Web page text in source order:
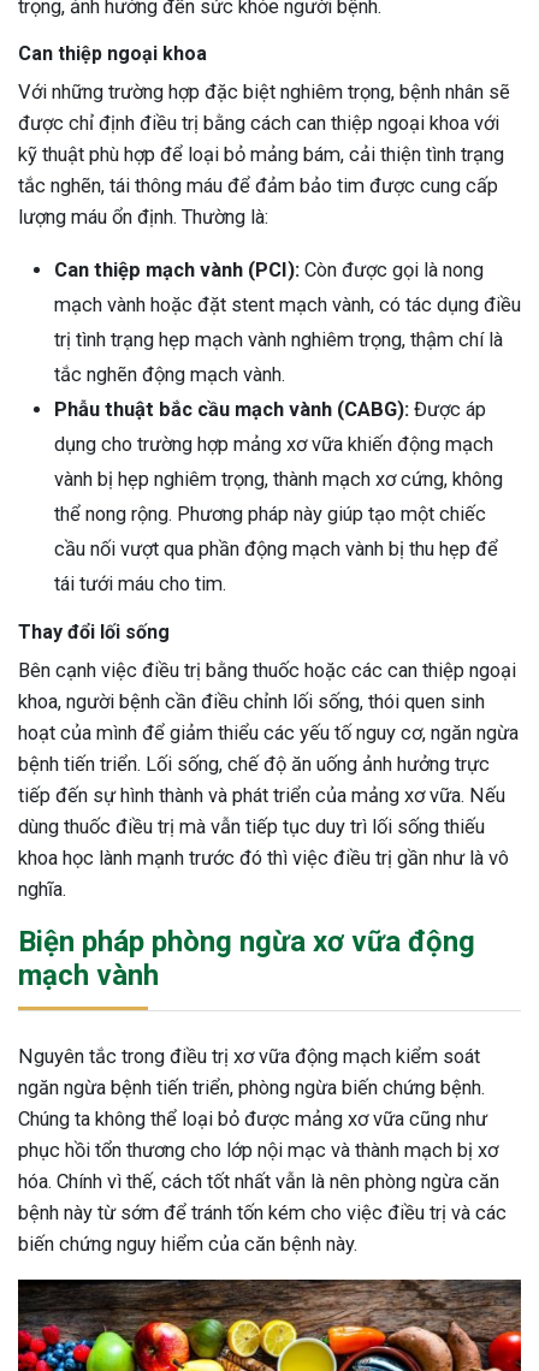
trọng, ảnh hưởng đến sức khỏe người bệnh.
Can thiệp ngoại khoa
Với những trường hợp đặc biệt nghiêm trọng, bệnh nhân sẽ
được chỉ định điều trị bằng cách can thiệp ngoại khoa với
kỹ thuật phù hợp để loại bỏ mảng bám, cải thiện tình trạng
tắc nghẽn, tái thông máu để đảm bảo tim được cung cấp
lượng máu ổn định. Thường là:
Can thiệp mạch vành (PCI): Còn được gọi là nong
mạch vành hoặc đặt stent mạch vành, có tác dụng điều
trị tình trạng hẹp mạch vành nghiêm trọng, thậm chí là
tắc nghẽn động mạch vành.
Phẫu thuật bắc cầu mạch vành (CABG): Được áp
dụng cho trường hợp mảng xơ vữa khiến động mạch
vành bị hẹp nghiêm trọng, thành mạch xơ cứng, không
thể nong rộng. Phương pháp này giúp tạo một chiếc
cầu nối vượt qua phần động mạch vành bị thu hẹp để
tái tưới máu cho tim.
Thay đổi lối sống
Bên cạnh việc điều trị bằng thuốc hoặc các can thiệp ngoại
khoa, người bệnh cần điều chỉnh lối sống, thói quen sinh
hoạt của mình để giảm thiểu các yếu tố nguy cơ, ngăn ngừa
bệnh tiến triển. Lối sống, chế độ ăn uống ảnh hưởng trực
tiếp đến sự hình thành và phát triển của mảng xơ vữa. Nếu
dùng thuốc điều trị mà vẫn tiếp tục duy trì lối sống thiếu
khoa học lành mạnh trước đó thì việc điều trị gần như là vô
nghĩa.
Biện pháp phòng ngừa xơ vữa động
mạch vành
Nguyên tắc trong điều trị xơ vữa động mạch kiểm soát
ngăn ngừa bệnh tiến triển, phòng ngừa biến chứng bệnh.
Chúng ta không thể loại bỏ được mảng xơ vữa cũng như
phục hồi tổn thương cho lớp nội mạc và thành mạch bị xơ
hóa. Chính vì thế, cách tốt nhất vẫn là nên phòng ngừa căn
bệnh này từ sớm để tránh tốn kém cho việc điều trị và các
biến chứng nguy hiểm của căn bệnh này.